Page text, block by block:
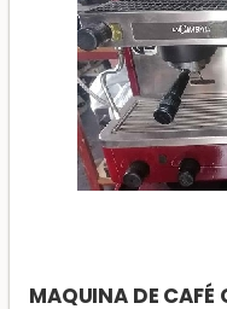
MAQUINA DE CAFÉ